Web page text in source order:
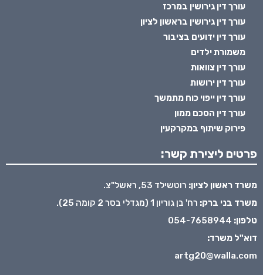
עורך דין גירושין במרכז
עורך דין גירושין בראשון לציון
עורך דין ידועים בציבור
משמורת ילדים
עורך דין צוואות
עורך דין ירושות
עורך דין ייפוי כוח מתמשך
עורך דין הסכם ממון
פירוק שיתוף במקרקעין
פרטים ליצירת קשר:
משרד ראשון לציון: רוטשילד 53, ראשל"צ.
משרד בני ברק: רח' בן גוריון 1 (מגדלי בסר 2 קומה 25).
טלפון: 054-7658944
דוא"ל משרד:
artg20@walla.com